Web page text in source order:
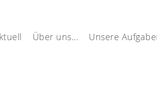
Über uns... Unsere